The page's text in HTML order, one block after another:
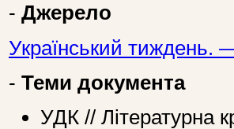
- Джерело
Український
- Теми документа
УДК // Літературна